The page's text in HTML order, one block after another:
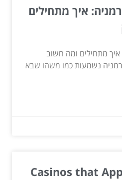
איך מתחילים
מתחילים ומה חשוב
נשמעות כמו משהו שבא
Casinos that